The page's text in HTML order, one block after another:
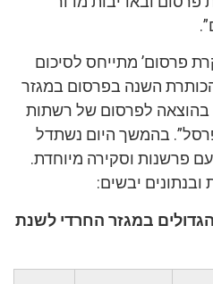
פרסום’ מתייחס לסיכום
השנה בפרסום במגזר
בהוצאה לפרסום של רשתות
בהמשך היום נשתדל
פרשנות וסקירה מיוחדת.
יבשים:
במגזר החרדי לשנת